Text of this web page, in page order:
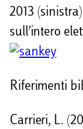
2013
sull’intero
Riferimenti
Carrieri, L.